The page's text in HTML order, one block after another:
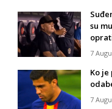
su
7
Ko
7